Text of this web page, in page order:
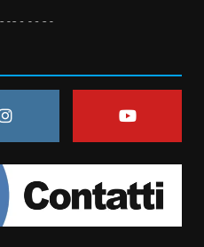
06:20
Il rapimento”
Musica di
con “Fasano in
06:05